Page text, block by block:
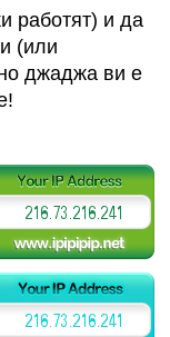
работят) и да
(или
джаджа ви е